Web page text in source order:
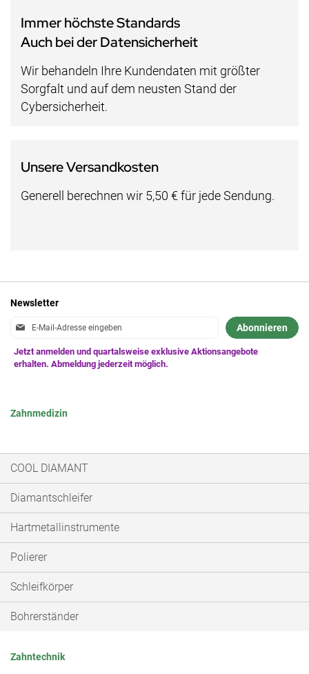
Immer höchste Standards
Auch bei der Datensicherheit
Wir behandeln Ihre Kundendaten mit größter
Sorgfalt und auf dem neusten Stand der
Cybersicherheit.
Unsere Versandkosten
Generell berechnen wir 5,50 € für jede Sendung.
Newsletter
Anmeldung
Newsletter:
Abonnieren
Zahnmedizin
COOL DIAMANT
Diamantschleifer
Hartmetallinstrumente
Polierer
Schleifkörper
Bohrerständer
Zahntechnik